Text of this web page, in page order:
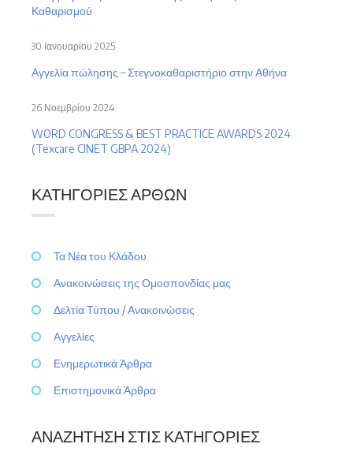
Καθαρισμού
Αγγελία πώλησης – Στεγνοκαθαριστήριο στην Αθήνα
30 Ιανουαρίου 2025
WORD CONGRESS & BEST PRACTICE AWARDS 2024
(Texcare CINET GBPA 2024)
26 Νοεμβρίου 2024
ΚΑΤΗΓΟΡΊΕΣ ΆΡΘΩΝ
Τα Νέα του Κλάδου
Ανακοινώσεις της Ομοσπονδίας μας
Δελτία Τύπου / Ανακοινώσεις
Αγγελίες
Ενημερωτικά Άρθρα
Επιστημονικά Άρθρα
ΑΝΑΖΉΤΗΣΗ ΣΤΙΣ ΚΑΤΗΓΟΡΊΕΣ